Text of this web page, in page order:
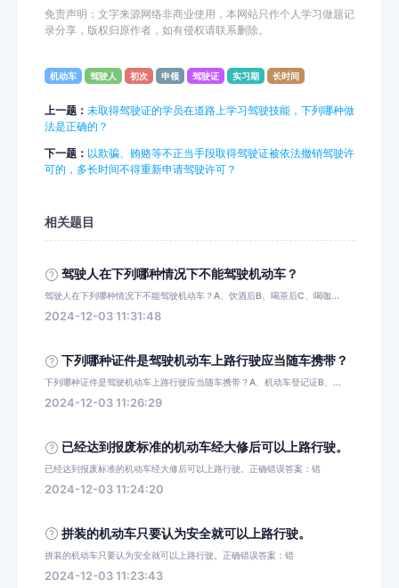
免责声明：文字来源网络非商业使用，本网站只作个人学习做题记
录分享，版权归原作者，如有侵权请联系删除。
机动车 驾驶人 初次 申领 驾驶证 实习期 长时间
上一题： 未取得驾驶证的学员在道路上学习驾驶技能，下列哪种做
法是正确的？
下一题： 以欺骗、贿赂等不正当手段取得驾驶证被依法撤销驾驶许
可的，多长时间不得重新申请驾驶许可？
相关题目
驾驶人在下列哪种情况下不能驾驶机动车？
驾驶人在下列哪种情况下不能驾驶机动车？A、饮酒后B、喝茶后C、喝咖...
2024-12-03 11:31:48
下列哪种证件是驾驶机动车上路行驶应当随车携带？
下列哪种证件是驾驶机动车上路行驶应当随车携带？A、机动车登记证B、...
2024-12-03 11:26:29
已经达到报废标准的机动车经大修后可以上路行驶。
已经达到报废标准的机动车经大修后可以上路行驶。正确错误答案：错
2024-12-03 11:24:20
拼装的机动车只要认为安全就可以上路行驶。
拼装的机动车只要认为安全就可以上路行驶。正确错误答案：错
2024-12-03 11:23:43